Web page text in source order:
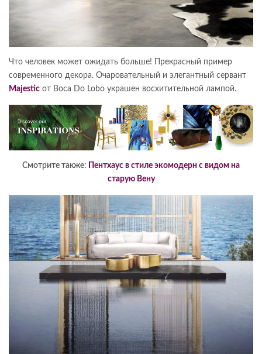
Что человек может ожидать больше! Прекрасный пример
современного декора. Очаровательный и элегантный сервант
Majestic от Boca Do Lobo украшен восхитительной лампой.
Смотрите также:
Пентхаус в стиле экомодерн с видом на
старую Вену